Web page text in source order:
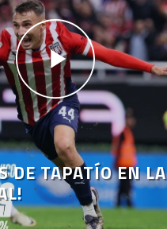
DE TAPATÍO EN LA